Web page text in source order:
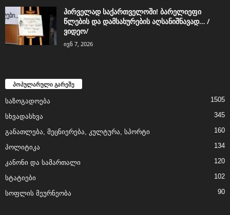
პირველად საქართველოში! ბარელიეფი
წლების და დამსახურების აღსანიშნავად… /
ვიდეო/
ივნ 7, 2026
პოპულარული გარეშე
საზოგადოება 1505
სხვადასხვა 345
განათლება, მეცნიერება, კულტურა, სპორტი 160
პოლიტიკა 134
კანონი და სამართალი 120
სტატიები 102
სოფლის მეურნეობა 90